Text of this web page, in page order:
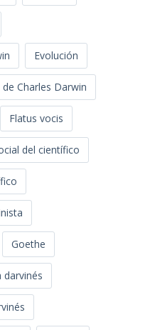
Evolución
Charles Darwin
Flatus vocis
del científico
Goethe
darvinés